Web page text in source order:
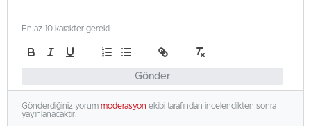
Gönder
En az 10 karakter gerekli
Gönderdiğiniz yorum moderasyon ekibi tarafından incelendikten sonra
yayınlanacaktır.